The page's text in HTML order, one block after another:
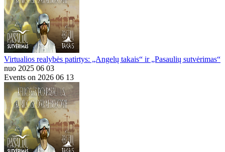
Virtualios realybės patirtys: „Angelų takais“ ir „Pasaulių sutvėrimas“
nuo 2025 06 03
Events on 2026 06 13